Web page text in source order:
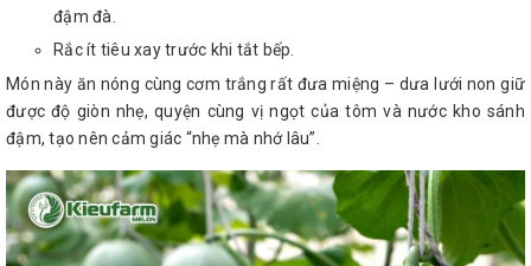
đậm đà.
Rắc ít tiêu xay trước khi tắt bếp.
Món này ăn nóng cùng cơm trắng rất đưa miệng – dưa lưới non giữ
được độ giòn nhẹ, quyện cùng vị ngọt của tôm và nước kho sánh
đậm, tạo nên cảm giác “nhẹ mà nhớ lâu”.